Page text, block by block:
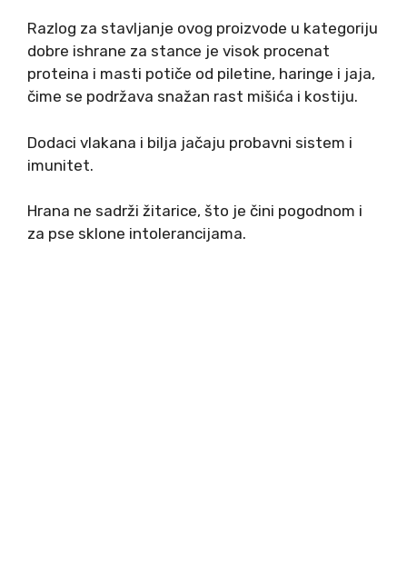
Razlog za stavljanje ovog proizvode u kategoriju
dobre ishrane za stance je visok procenat
proteina i masti potiče od piletine, haringe i jaja,
čime se podržava snažan rast mišića i kostiju.
Dodaci vlakana i bilja jačaju probavni sistem i
imunitet.
Hrana ne sadrži žitarice, što je čini pogodnom i
za pse sklone intolerancijama.